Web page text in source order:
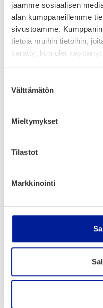
jaamme sosiaalisen
alan kumppaneillemme
sivustoamme.
tietoja muihin tietoihin,
kerätty, kun olet käyttänyt
valinta
Välttämätön
Mieltymykset
Tilastot
Markkinointi
vel­la­kin – siis
leil­lä­kin!
sen aihe, vaan
nen tapa liik­kua
Väy­lien tehok­kaal­la
taan se, että
ympä­ri vuo­den. Jos
tam­mi­kuus­sa ja
liik­ku­vil­le löy­tyy
reit­ti vaih­te­le­vi­ne
tal­viul­koi­lu­reit­ti
Lue lisää Oulun
uuteen väli­leh­teen).
Myyt­ti hur­jas­ti
taval­li­set läm­pi­mät